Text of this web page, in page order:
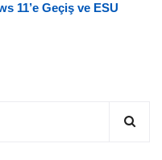
11’e Geçiş ve ESU